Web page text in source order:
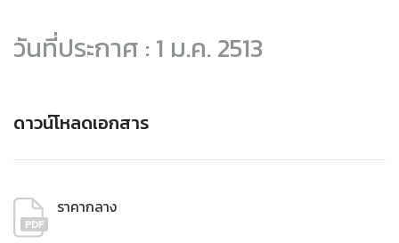
วันที่ประกาศ : 1 ม.ค. 2513
ดาวน์โหลดเอกสาร
ราคากลาง